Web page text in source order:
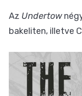
Az Undertow
bakeliten, illetve